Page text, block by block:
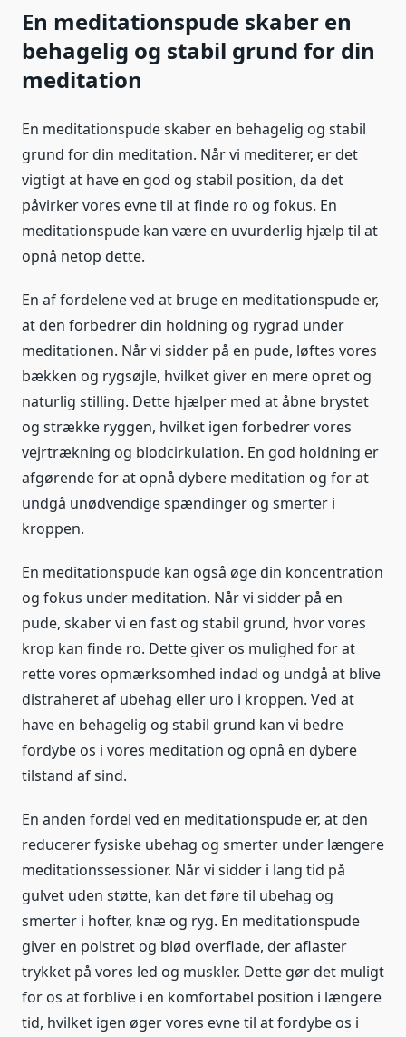
En meditationspude skaber en
behagelig og stabil grund for din
meditation
En meditationspude skaber en behagelig og stabil
grund for din meditation. Når vi mediterer, er det
vigtigt at have en god og stabil position, da det
påvirker vores evne til at finde ro og fokus. En
meditationspude kan være en uvurderlig hjælp til at
opnå netop dette.
En af fordelene ved at bruge en meditationspude er,
at den forbedrer din holdning og rygrad under
meditationen. Når vi sidder på en pude, løftes vores
bækken og rygsøjle, hvilket giver en mere opret og
naturlig stilling. Dette hjælper med at åbne brystet
og strække ryggen, hvilket igen forbedrer vores
vejrtrækning og blodcirkulation. En god holdning er
afgørende for at opnå dybere meditation og for at
undgå unødvendige spændinger og smerter i
kroppen.
En meditationspude kan også øge din koncentration
og fokus under meditation. Når vi sidder på en
pude, skaber vi en fast og stabil grund, hvor vores
krop kan finde ro. Dette giver os mulighed for at
rette vores opmærksomhed indad og undgå at blive
distraheret af ubehag eller uro i kroppen. Ved at
have en behagelig og stabil grund kan vi bedre
fordybe os i vores meditation og opnå en dybere
tilstand af sind.
En anden fordel ved en meditationspude er, at den
reducerer fysiske ubehag og smerter under længere
meditationssessioner. Når vi sidder i lang tid på
gulvet uden støtte, kan det føre til ubehag og
smerter i hofter, knæ og ryg. En meditationspude
giver en polstret og blød overflade, der aflaster
trykket på vores led og muskler. Dette gør det muligt
for os at forblive i en komfortabel position i længere
tid, hvilket igen øger vores evne til at fordybe os i